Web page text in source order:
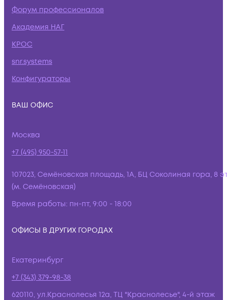
Форум профессионалов
Академия НАГ
КРОС
snr.systems
Конфигураторы
ВАШ ОФИС
Москва
+7 (495) 950-57-11
107023, Семёновская площадь, 1А, БЦ Соколиная гора, 8
(м. Семёновская)
Время работы: пн-пт, 9:00 - 18:00
ОФИСЫ В ДРУГИХ ГОРОДАХ
Екатеринбург
+7 (343) 379-98-38
620110, ул.Краснолесья 12а, ТЦ "Краснолесье", 4-й этаж